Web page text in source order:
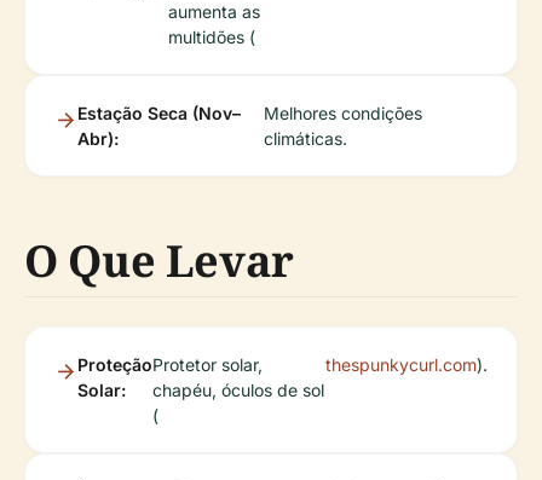
aumenta as
multidões (
Estação Seca (Nov–
Abr):
Melhores condições
climáticas.
O Que Levar
Proteção
Solar:
Protetor solar,
chapéu, óculos de sol
(
thespunkycurl.com).